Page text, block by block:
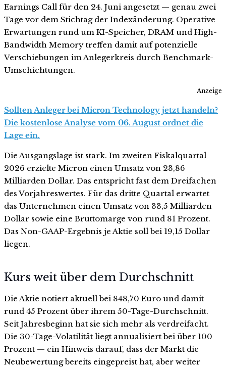
Earnings Call für den 24. Juni angesetzt — genau zwei
Tage vor dem Stichtag der Indexänderung. Operative
Erwartungen rund um KI-Speicher, DRAM und High-
Bandwidth Memory treffen damit auf potenzielle
Verschiebungen im Anlegerkreis durch Benchmark-
Umschichtungen.
Anzeige
Sollten Anleger bei Micron Technology jetzt handeln?
Die kostenlose Analyse vom 06. August ordnet die
Lage ein.
Die Ausgangslage ist stark. Im zweiten Fiskalquartal
2026 erzielte Micron einen Umsatz von 23,86
Milliarden Dollar. Das entspricht fast dem Dreifachen
des Vorjahreswertes. Für das dritte Quartal erwartet
das Unternehmen einen Umsatz von 33,5 Milliarden
Dollar sowie eine Bruttomarge von rund 81 Prozent.
Das Non-GAAP-Ergebnis je Aktie soll bei 19,15 Dollar
liegen.
Kurs weit über dem Durchschnitt
Die Aktie notiert aktuell bei 848,70 Euro und damit
rund 45 Prozent über ihrem 50-Tage-Durchschnitt.
Seit Jahresbeginn hat sie sich mehr als verdreifacht.
Die 30-Tage-Volatilität liegt annualisiert bei über 100
Prozent — ein Hinweis darauf, dass der Markt die
Neubewertung bereits eingepreist hat, aber weiter